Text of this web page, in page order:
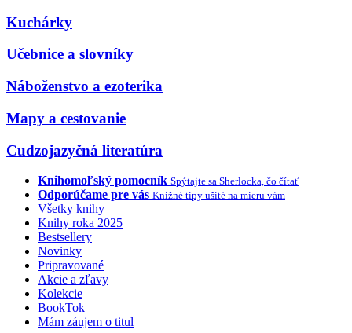
Kuchárky
Učebnice a slovníky
Náboženstvo a ezoterika
Mapy a cestovanie
Cudzojazyčná literatúra
Knihomoľský pomocník Spýtajte sa Sherlocka, čo čítať
Odporúčame pre vás Knižné tipy ušité na mieru vám
Všetky knihy
Knihy roka 2025
Bestsellery
Novinky
Pripravované
Akcie a zľavy
Kolekcie
BookTok
Mám záujem o titul